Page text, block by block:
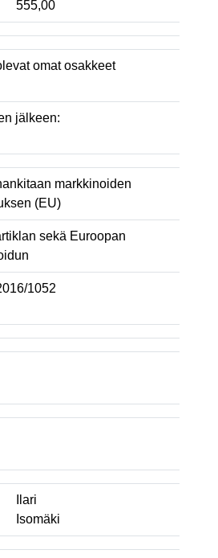
555,00
omat osakkeet
jälkeen:
markkinoiden
(EU)
sekä Euroopan
1052
Ilari
Isomäki